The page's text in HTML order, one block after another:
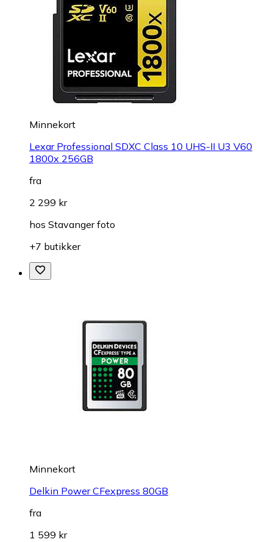
Minnekort
Lexar Professional SDXC Class 10 UHS-II U3 V60
1800x 256GB
fra
2 299 kr
hos Stavanger foto
+7 butikker
Minnekort
Delkin Power CFexpress 80GB
fra
1 599 kr